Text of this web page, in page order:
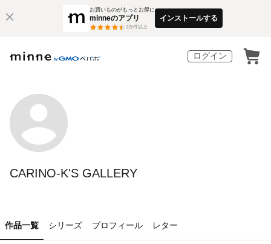
お買いものがもっとお得に
minneのアプリ
3万件以上
インストールする
ログイン
CARINO-K'S GALLERY
作品一覧 シリーズ プロフィール レター